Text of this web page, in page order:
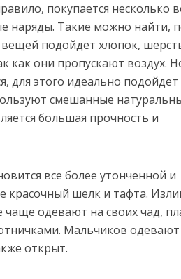
покупается несколько
наряды. Такие можно найти,
подойдет хлопок,
как они пропускают воздух.
для этого идеально
смешанные
большая прочность и
все более утонченной и
красочный шелк и тафта.
одевают на своих чад,
Мальчиков
открыт.